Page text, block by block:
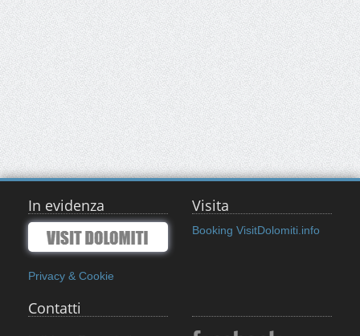
In evidenza
Privacy & Cookie
Visita
Booking VisitDolomiti.info
Contatti